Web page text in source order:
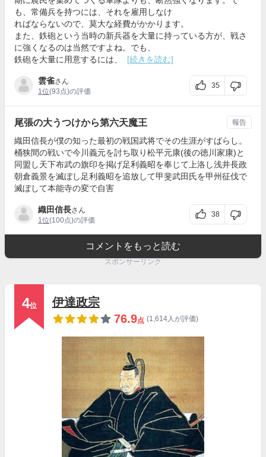
も、常備兵を持つには、それを雇用しなけ
ればならないので、莫大な経費がかかります。
また、鉄砲という当時の新兵器を大量に持っている方が、戦さ
に強くなるのは当然ですよね。でも、
鉄砲を大量に用意するには、
[続きを読む]
雲雀さん
1位(93点)の評価
35
尾張の大うつけから第六天魔王
織田信長が僕の知った最初の戦国武将でその生涯がすばらし。
桶狭間の戦いで今川義元を討ち取り松平元康(後の徳川家康)と
同盟し天下布武の旗印を掲げ足利義昭を奉じて上洛し浅井長政
朝倉義景を滅ぼし足利義昭を追放して甲斐武田氏を甲州征伐で
滅ぼして本能寺の変で自害
織田信長さん
1位(100点)の評価
38
報告
コメントをもっと読む
スポンサーリンク
4位
伊達政宗
76.9点 (1,614人が評価)